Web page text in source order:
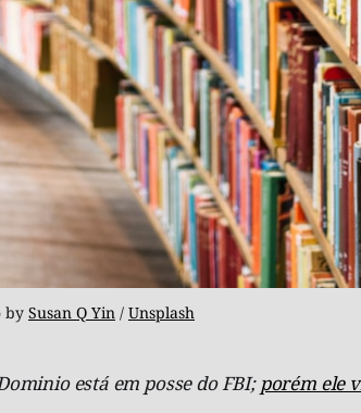
by Susan Q Yin / Unsplash
está em posse do FBI; porém ele